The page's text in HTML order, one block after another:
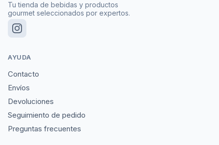
Tu tienda de bebidas y productos
gourmet seleccionados por expertos.
AYUDA
Contacto
Envíos
Devoluciones
Seguimiento de pedido
Preguntas frecuentes